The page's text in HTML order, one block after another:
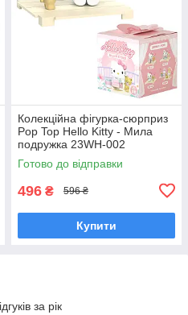
Колекційна фігурка-сюрприз
Pop Top Hello Kitty - Мила
подружка 23WH-002
Готово до відправки
496 ₴ 596 ₴
Купити
за рік